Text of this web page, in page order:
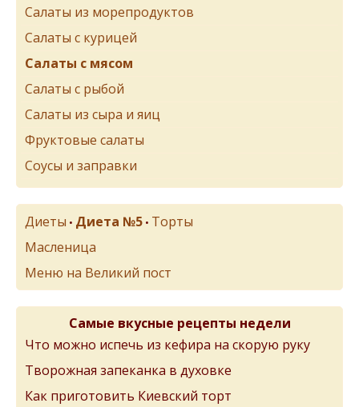
Салаты из морепродуктов
Салаты с курицей
Салаты с мясом
Салаты с рыбой
Салаты из сыра и яиц
Фруктовые салаты
Соусы и заправки
Диеты • Диета №5 • Торты
Масленица
Меню на Великий пост
Самые вкусные рецепты недели
Что можно испечь из кефира на скорую руку
Творожная запеканка в духовке
Как приготовить Киевский торт